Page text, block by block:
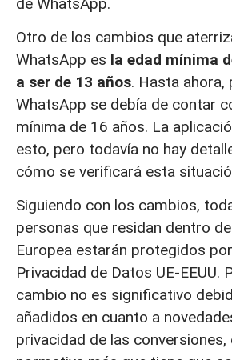
Otro de los cambios que
WhatsApp es la edad mínima
a ser de 13 años. Hasta ahora,
WhatsApp se debía de contar
mínima de 16 años. La
esto, pero todavía no hay
cómo se verificará esta
Siguiendo con los cambios,
personas que residan dentro
Europea estarán protegidos
Privacidad de Datos UE-EEUU.
cambio no es significativo
añadidos en cuanto a
privacidad de las conversiones,